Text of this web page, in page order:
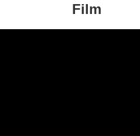
Film